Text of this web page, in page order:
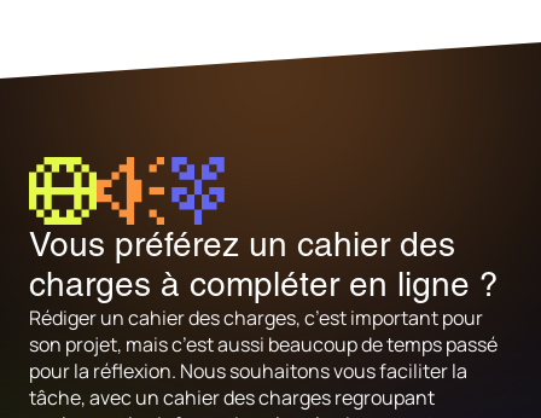
Vous préférez un cahier des
charges à compléter en ligne ?
Rédiger un cahier des charges, c’est important pour
son projet, mais c’est aussi beaucoup de temps passé
pour la réflexion. Nous souhaitons vous faciliter la
tâche, avec un cahier des charges regroupant